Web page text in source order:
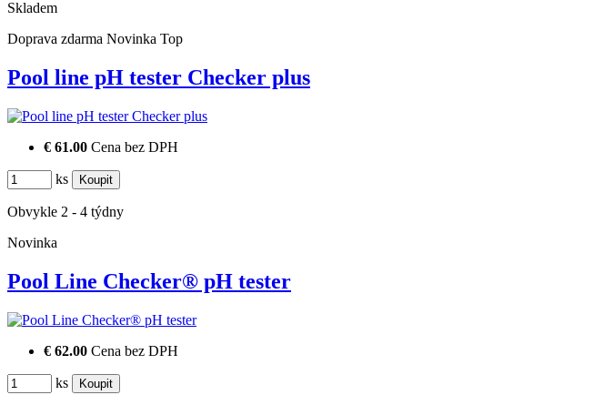
Skladem
Doprava zdarma Novinka Top
Pool line pH tester Checker plus
€ 61.00 Cena bez DPH
ks
Obvykle 2 - 4 týdny
Novinka
Pool Line Checker® pH tester
€ 62.00 Cena bez DPH
ks